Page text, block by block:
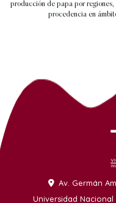
producción de papa por
procedencia en
Av. Germán
Universidad Nacional